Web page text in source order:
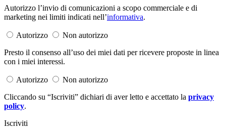
Autorizzo l’invio di comunicazioni a scopo commerciale e di
marketing nei limiti indicati nell’informativa.
Autorizzo
Non autorizzo
Presto il consenso all’uso dei miei dati per ricevere proposte in linea
con i miei interessi.
Autorizzo
Non autorizzo
Cliccando su “Iscriviti” dichiari di aver letto e accettato la privacy
policy.
Iscriviti